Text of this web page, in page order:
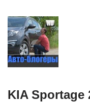
KIA Sportage